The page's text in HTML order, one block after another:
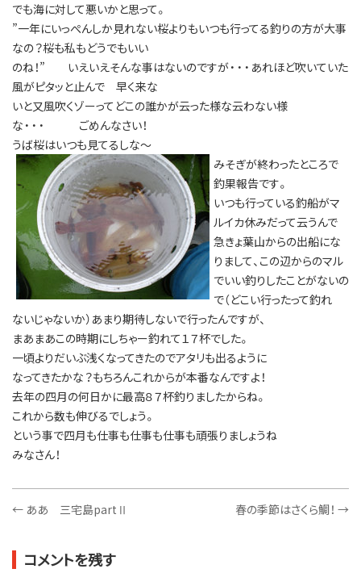
でも海に対して悪いかと思って。
”一年にいっぺんしか見れない桜よりもいつも行ってる釣りの方が大事
なの？桜も私もどうでもいい
のね！” いえいえそんな事はないのですが・・・あれほど吹いていた
風がピタッと止んで 早く来な
いと又風吹くゾーってどこの誰かが云った様な云わない様
な・・・ ごめんなさい！
うば桜はいつも見てるしな～
みそぎが終わったところで
釣果報告です。
いつも行っている釣船がマ
ルイカ休みだって云うんで
急きょ葉山からの出船にな
りまして、この辺からのマル
でいい釣りしたことがないの
で（どこい行ったって釣れ
ないじゃないか）あまり期待しないで行ったんですが、
まあまあこの時期にしちゃー釣れて１７杯でした。
一頃よりだいぶ浅くなってきたのでアタリも出るように
なってきたかな？もちろんこれからが本番なんですよ！
去年の四月の何日かに最高８７杯釣りましたからね。
これから数も伸びるでしょう。
という事で四月も仕事も仕事も仕事も頑張りましょうね
みなさん！
← ああ 三宅島partⅡ 春の季節はさくら鯛！ →
コメントを残す